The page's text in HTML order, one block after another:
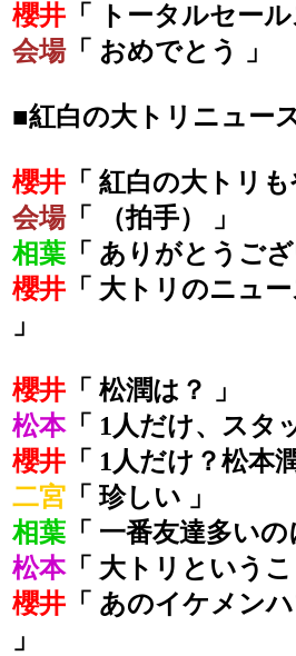
櫻井 「 トータルセー
会場「 おめでとう 」
■紅白の大トリニュー
櫻井 「 紅白の大トリ
会場「 （拍手） 」
相葉 「 ありがとうござ
櫻井 「 大トリのニュ
」
櫻井 「 松潤は？ 」
松本「 1人だけ、スタ
櫻井 「 1人だけ？松本
二宮 「 珍しい 」
相葉 「 一番友達多いの
松本「 大トリという
櫻井 「 あのイケメン
」